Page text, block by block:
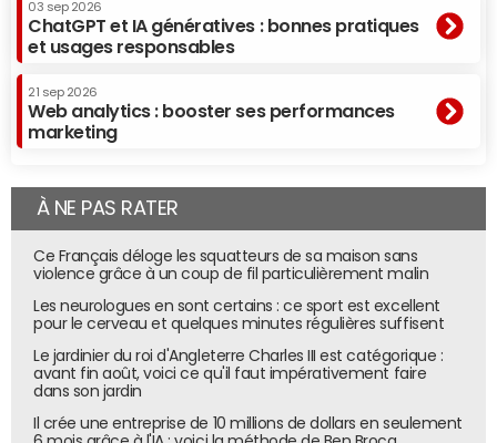
03 sep 2026
ChatGPT et IA génératives : bonnes pratiques
et usages responsables
21 sep 2026
Web analytics : booster ses performances
marketing
À NE PAS RATER
Ce Français déloge les squatteurs de sa maison sans
violence grâce à un coup de fil particulièrement malin
Les neurologues en sont certains : ce sport est excellent
pour le cerveau et quelques minutes régulières suffisent
Le jardinier du roi d'Angleterre Charles III est catégorique :
avant fin août, voici ce qu'il faut impérativement faire
dans son jardin
Il crée une entreprise de 10 millions de dollars en seulement